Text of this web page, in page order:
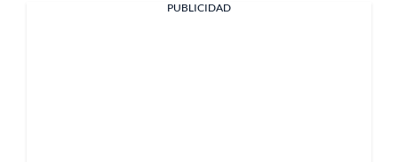
PUBLICIDAD